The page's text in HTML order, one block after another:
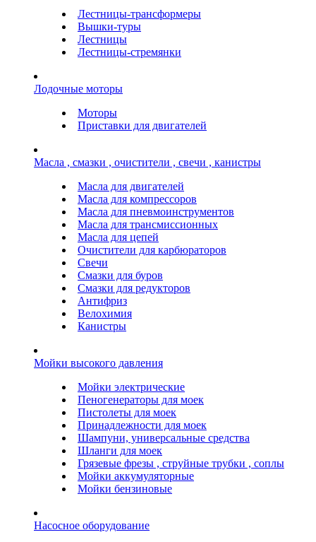
Лестницы-трансформеры
Вышки-туры
Лестницы
Лестницы-стремянки
Лодочные моторы
Моторы
Приставки для двигателей
Масла , смазки , очистители , свечи , канистры
Масла для двигателей
Масла для компрессоров
Масла для пневмоинструментов
Масла для трансмиссионных
Масла для цепей
Очистители для карбюраторов
Свечи
Смазки для буров
Смазки для редукторов
Антифриз
Велохимия
Канистры
Мойки высокого давления
Мойки электрические
Пеногенераторы для моек
Пистолеты для моек
Принадлежности для моек
Шампуни, универсальные средства
Шланги для моек
Грязевые фрезы , струйные трубки , соплы
Мойки аккумуляторные
Мойки бензиновые
Насосное оборудование